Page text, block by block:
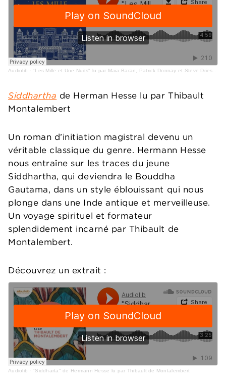
Audiolib · "Les Mille et Une Nuits" lu par Maia Baran, Patrick Donnay et Steve Driesen
Siddhartha de Herman Hesse lu par Thibault
Montalembert
Un roman d’initiation magistral devenu un
véritable classique du genre. Hermann Hesse
nous entraîne sur les traces du jeune
Siddhartha, qui deviendra le Bouddha
Gautama, dans un style éblouissant qui nous
plonge dans une Inde antique et merveilleuse.
Un voyage spirituel et formateur
splendidement incarné par Thibault de
Montalembert.
Découvrez un extrait :
Audiolib · "Siddharta" de Hermann Hesse lu par Thibault de Montalembert